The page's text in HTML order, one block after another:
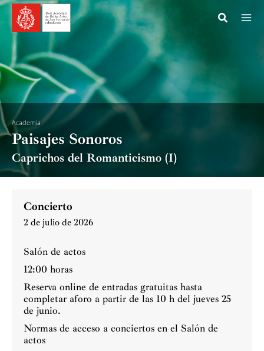
Ir
al
contenido
Academia
Paisajes Sonoros
Caprichos del Romanticismo (I)
Concierto
2 de julio de 2026
Salón de actos
12:00 horas
Reserva online de entradas gratuitas hasta
completar aforo a partir de las 10 h del jueves 25
de junio.
Normas de acceso a conciertos en el Salón de
actos